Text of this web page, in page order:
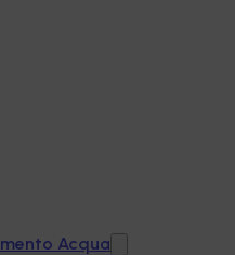
Acqua